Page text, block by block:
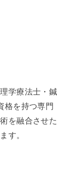
学療法士・鍼
格を持つ専門
を融合させた
す。